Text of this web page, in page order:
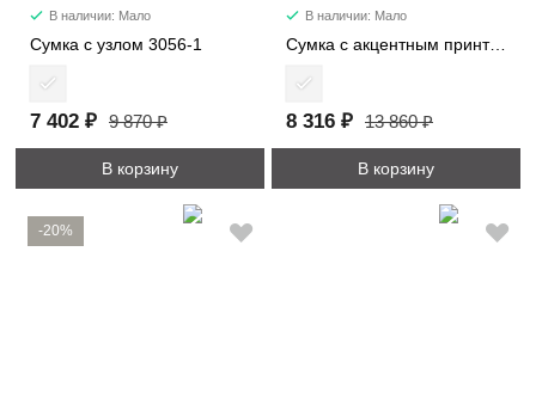
В наличии: Мало
Сумка с узлом 3056-1
7 402 ₽ 9 870 ₽
В корзину
В наличии: Мало
Сумка с акцентным принтом 2053
8 316 ₽ 13 860 ₽
В корзину
-20%